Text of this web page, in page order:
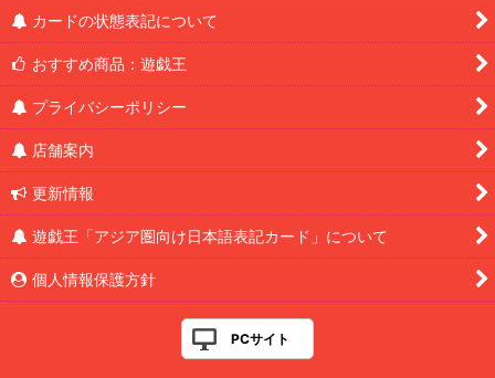
カードの状態表記について
おすすめ商品：遊戯王
プライバシーポリシー
店舗案内
更新情報
遊戯王「アジア圏向け日本語表記カード」について
個人情報保護方針
PCサイト